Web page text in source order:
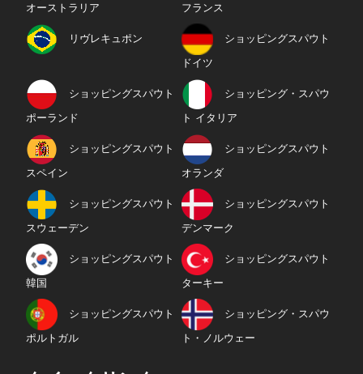
オーストラリア フランス
リヴレキュポン ショッピングスパウト
ドイツ
ショッピングスパウト
ポーランド
ショッピング・スパウ
ト イタリア
ショッピングスパウト
スペイン
ショッピングスパウト
オランダ
ショッピングスパウト
スウェーデン
ショッピングスパウト
デンマーク
ショッピングスパウト
韓国
ショッピングスパウト
ターキー
ショッピングスパウト
ポルトガル
ショッピング・スパウ
ト・ノルウェー